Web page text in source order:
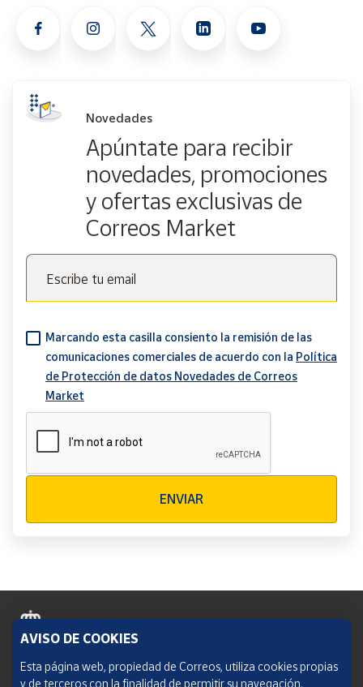
Novedades
Apúntate para recibir
novedades, promociones
y ofertas exclusivas de
Correos Market
Escribe tu email
Marcando esta casilla consiento la remisión de las
comunicaciones comerciales de acuerdo con la Política
de Protección de datos Novedades de Correos
Market
ENVIAR
Política de cookies
AVISO DE COOKIES
Esta página web, propiedad de Correos, utiliza cookies propias
y de terceros con la finalidad de permitir su navegación,